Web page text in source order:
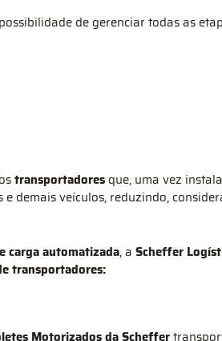
de gerenciar todas as
transportadores que, uma vez
e demais veículos, reduzindo,
carga automatizada, a Scheffer
transportadores:
Motorizados da Scheffer